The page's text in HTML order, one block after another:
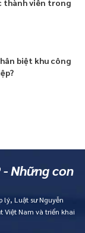
biệt khu công
- Những con
lý, Luật sư Nguyễn
Việt Nam và triển khai